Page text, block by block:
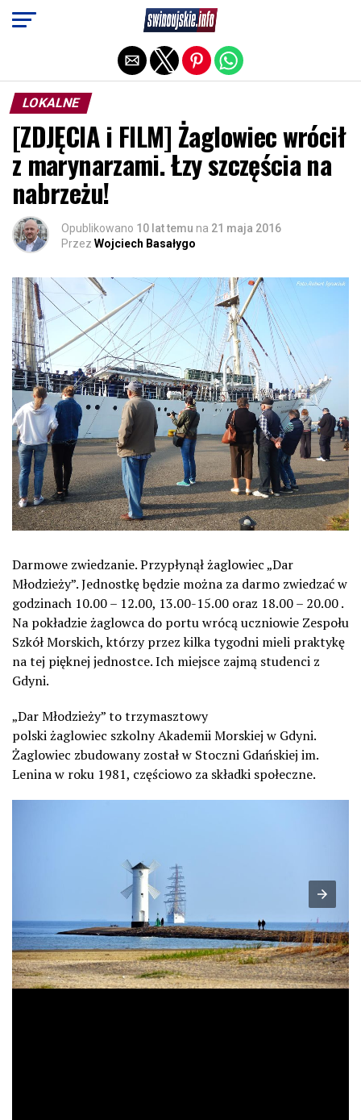
LOKALNE
[ZDJĘCIA i FILM] Żaglowiec wrócił
z marynarzami. Łzy szczęścia na
nabrzeżu!
Opublikowano 10 lat temu na 21 maja 2016
Przez Wojciech Basałygo
Darmowe zwiedzanie. Przypłynął żaglowiec „Dar
Młodzieży”. Jednostkę będzie można za darmo zwiedzać w
godzinach 10.00 – 12.00, 13.00-15.00 oraz 18.00 – 20.00 .
Na pokładzie żaglowca do portu wrócą uczniowie Zespołu
Szkół Morskich, którzy przez kilka tygodni mieli praktykę
na tej pięknej jednostce. Ich miejsce zajmą studenci z
Gdyni.
„Dar Młodzieży” to trzymasztowy
polski żaglowiec szkolny Akademii Morskiej w Gdyni.
Żaglowiec zbudowany został w Stoczni Gdańskiej im.
Lenina w roku 1981, częściowo za składki społeczne.
Exit mobile version